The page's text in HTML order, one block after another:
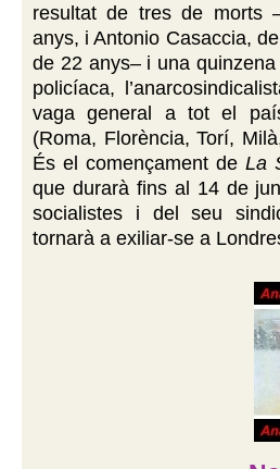
resultat de tres de morts
anys, i Antonio Casaccia,
de 22 anys– i una
policíaca,
vaga general a tot el
(Roma, Florència, Torí,
És el començament de La
que durarà fins al 14 de
socialistes i del seu
tornarà a exiliar-se a